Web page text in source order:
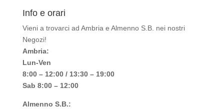
Info e orari
Vieni a trovarci ad Ambria e Almenno S.B. nei nostri
Negozi!
Ambria:
Lun-Ven
8:00 – 12:00 / 13:30 – 19:00
Sab 8:00 – 12:00
Almenno S.B.: